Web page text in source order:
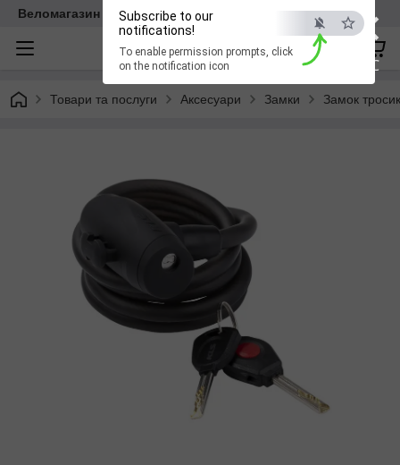
×
ESC
Subscribe to our
notifications!
To enable permission prompts, click
on the notification icon
Веломагазин EasyBike
Товари та послуги Аксесуари Замки Замок